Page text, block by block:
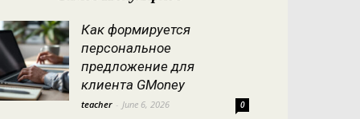
Как формируется
персональное
предложение для
клиента GMoney
teacher - June 6, 2026 0